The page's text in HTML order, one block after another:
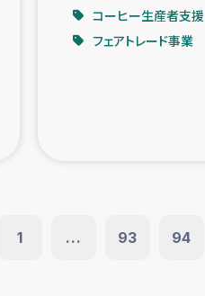
コーヒー生産者支援
フェアトレード事業
1 ... 93 94